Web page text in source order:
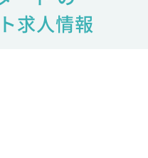
求人情報